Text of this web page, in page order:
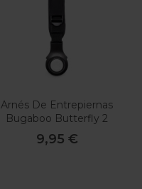
Arnés De Entrepiernas
Bugaboo Butterfly 2
9,95 €